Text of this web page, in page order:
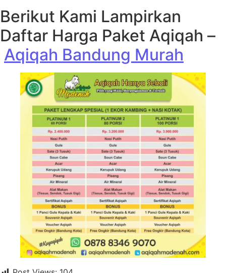
Berikut Kami Lampirkan
Daftar Harga Paket Aqiqah –
Aqiqah Bandung Murah